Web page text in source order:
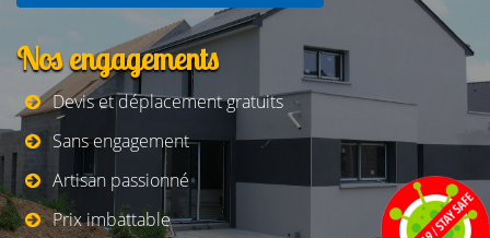
Nos engagements
Devis et déplacement gratuits
Sans engagement
Artisan passionné
Prix imbattable